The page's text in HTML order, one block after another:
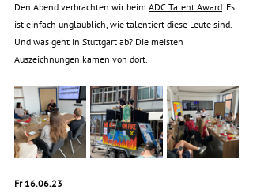
Den Abend verbrachten wir beim ADC Talent Award. Es
ist einfach unglaublich, wie talentiert diese Leute sind.
Und was geht in Stuttgart ab? Die meisten
Auszeichnungen kamen von dort.
Fr 16.06.23